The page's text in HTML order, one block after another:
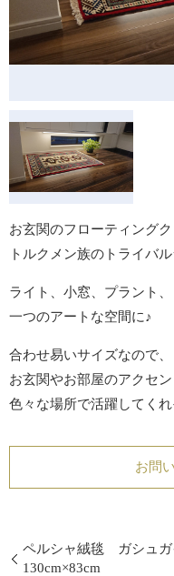
お玄関のフローティング
トルクメン族のトライバ
ライト、小窓、プラント
一つのアートな空間に♪
合わせ易いサイズなので、
お玄関やお部屋のアクセン
色々な場所で活躍してくれ
お問
ペルシャ絨毯 ガシ
130cm×83cm ギ